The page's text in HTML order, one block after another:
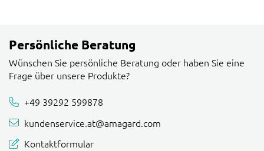
Persönliche Beratung
Wünschen Sie persönliche Beratung oder haben Sie eine
Frage über unsere Produkte?
+49 39292 599878
kundenservice.at@amagard.com
Kontaktformular